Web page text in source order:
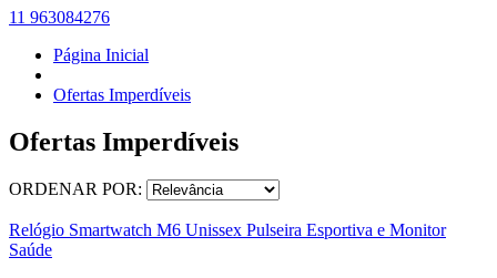
11 963084276
Página Inicial
Ofertas Imperdíveis
Ofertas Imperdíveis
ORDENAR POR:
Relógio Smartwatch M6 Unissex Pulseira Esportiva e Monitor
Saúde